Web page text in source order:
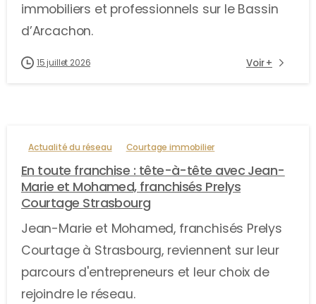
immobiliers et professionnels sur le Bassin
d’Arcachon.
15 juillet 2026 Voir +
Actualité du réseau Courtage immobilier
En toute franchise : tête-à-tête avec Jean-
Marie et Mohamed, franchisés Prelys
Courtage Strasbourg
Jean-Marie et Mohamed, franchisés Prelys
Courtage à Strasbourg, reviennent sur leur
parcours d'entrepreneurs et leur choix de
rejoindre le réseau.